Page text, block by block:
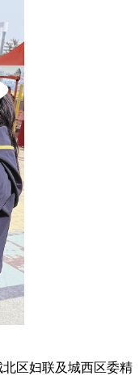
区妇联及城西区委精